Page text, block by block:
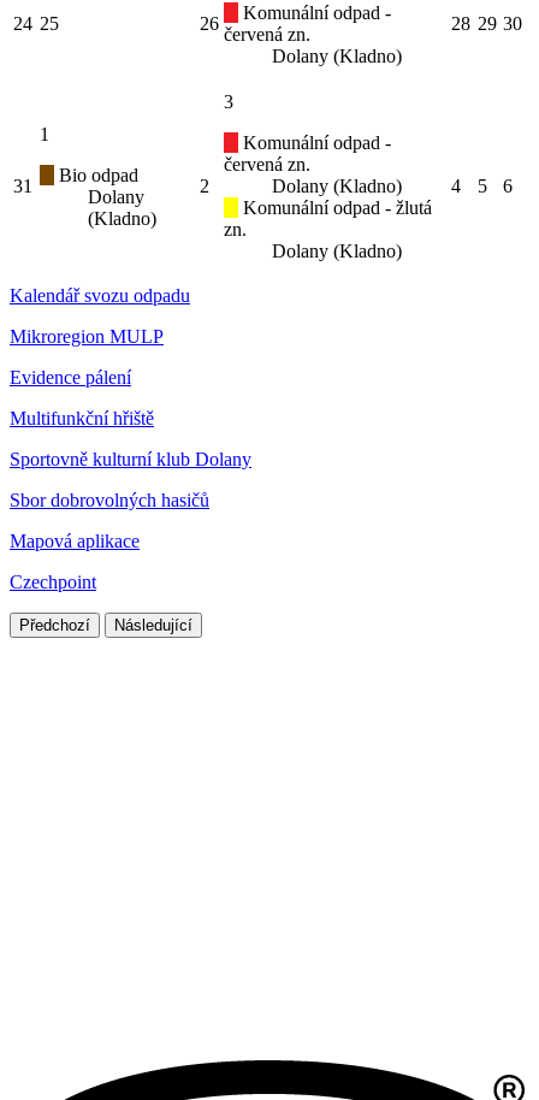
24 25 26
Komunální odpad -
červená zn.
Dolany (Kladno)
28 29 30
31
1
Bio odpad
Dolany
(Kladno)
2
3
Komunální odpad -
červená zn.
Dolany (Kladno)
Komunální odpad - žlutá
zn.
Dolany (Kladno)
4 5 6
Kalendář svozu odpadu
Mikroregion MULP
Evidence pálení
Multifunkční hřiště
Sportovně kulturní klub Dolany
Sbor dobrovolných hasičů
Mapová aplikace
Czechpoint
Předchozí Následující